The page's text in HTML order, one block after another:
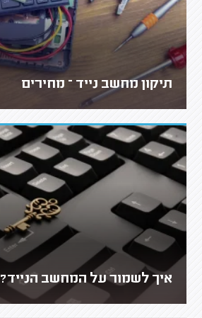
תיקון מחשב נייד – מחירים
איך לשמור על המחשב הנייד?